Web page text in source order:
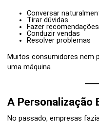
Conversar
Tirar dúvidas
Fazer recomendações
Conduzir vendas
Resolver problemas
Muitos consumidores nem
uma máquina.
A Personalização
No passado, empresas